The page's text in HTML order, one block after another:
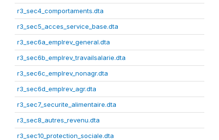
r3_sec4_comportaments.dta
r3_sec5_acces_service_base.dta
r3_sec6a_emplrev_general.dta
r3_sec6b_emplrev_travailsalarie.dta
r3_sec6c_emplrev_nonagr.dta
r3_sec6d_emplrev_agr.dta
r3_sec7_securite_alimentaire.dta
r3_sec8_autres_revenu.dta
r3_sec10_protection_sociale.dta